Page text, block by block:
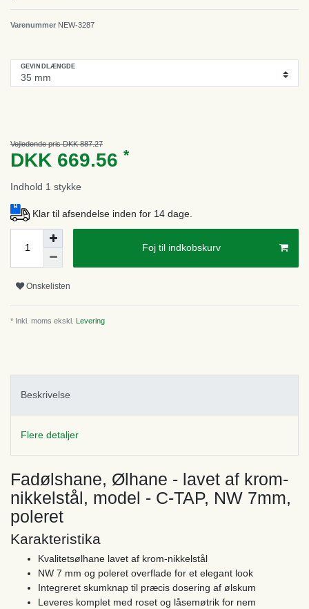
Varenummer NEW-3287
GEVINDLÆNGDE
Vejledende pris DKK 887.27
DKK 669.56 *
Indhold 1 stykke
Klar til afsendelse inden for 14 dage.
Foj til indkobskurv
Onskelisten
* Inkl. moms ekskl. Levering
Beskrivelse
Flere detaljer
Fadølshane, Ølhane - lavet af krom-
nikkelstål, model - C-TAP, NW 7mm,
poleret
Karakteristika
Kvalitetsølhane lavet af krom-nikkelstål
NW 7 mm og poleret overflade for et elegant look
Integreret skumknap til præcis dosering af ølskum
Leveres komplet med roset og låsemøtrik for nem